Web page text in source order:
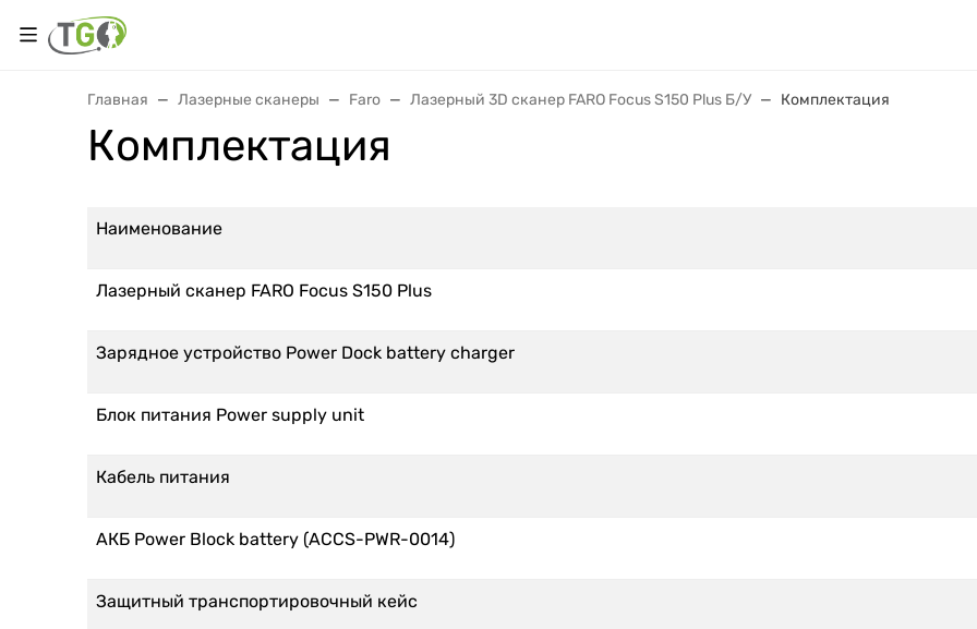
Главная Лазерные сканеры Faro Лазерный 3D сканер FARO Focus S150 Plus Б/У Комплектация
Комплектация
Наименование
Лазерный сканер FARO Focus S150 Plus
Зарядное устройство Power Dock battery charger
Блок питания Power supply unit
Кабель питания
АКБ Power Block battery (ACCS-PWR-0014)
Защитный транспортировочный кейс